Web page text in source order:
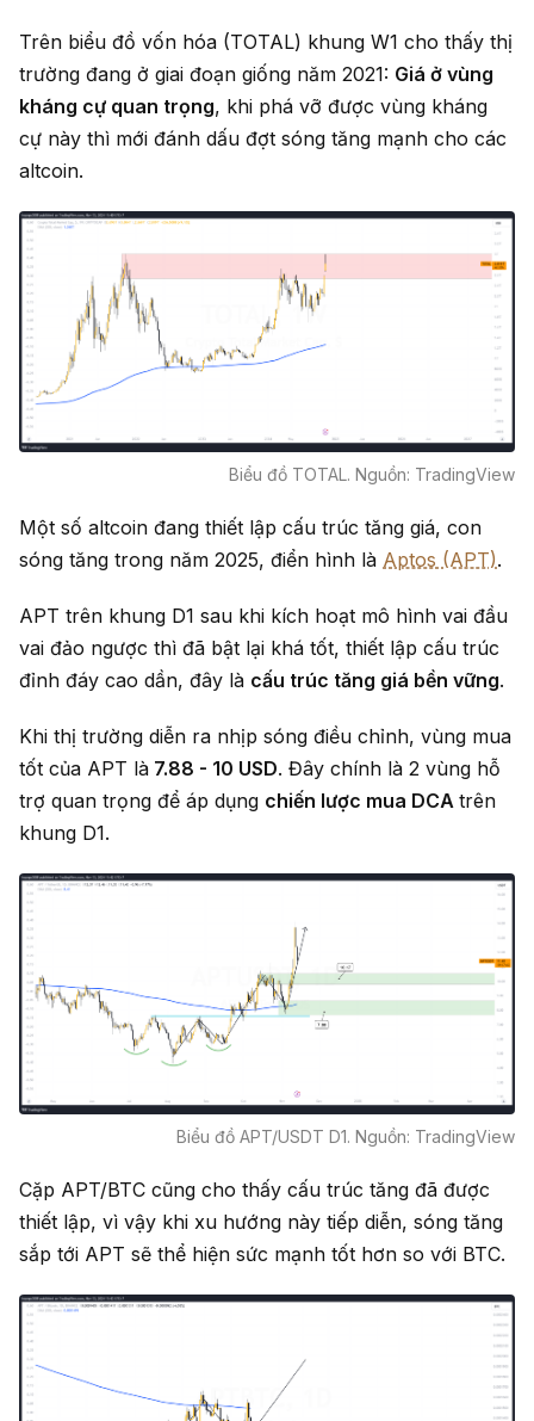
Trên biểu đồ vốn hóa (TOTAL) khung W1 cho thấy thị
trường đang ở giai đoạn giống năm 2021: Giá ở vùng
kháng cự quan trọng, khi phá vỡ được vùng kháng
cự này thì mới đánh dấu đợt sóng tăng mạnh cho các
altcoin.
Biểu đồ TOTAL. Nguồn: TradingView
Một số altcoin đang thiết lập cấu trúc tăng giá, con
sóng tăng trong năm 2025, điển hình là Aptos (APT).
APT trên khung D1 sau khi kích hoạt mô hình vai đầu
vai đảo ngược thì đã bật lại khá tốt, thiết lập cấu trúc
đỉnh đáy cao dần, đây là cấu trúc tăng giá bền vững.
Khi thị trường diễn ra nhịp sóng điều chỉnh, vùng mua
tốt của APT là 7.88 - 10 USD. Đây chính là 2 vùng hỗ
trợ quan trọng để áp dụng chiến lược mua DCA trên
khung D1.
Biểu đồ APT/USDT D1. Nguồn: TradingView
Cặp APT/BTC cũng cho thấy cấu trúc tăng đã được
thiết lập, vì vậy khi xu hướng này tiếp diễn, sóng tăng
sắp tới APT sẽ thể hiện sức mạnh tốt hơn so với BTC.